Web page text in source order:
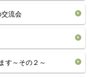
流会
す～その２～